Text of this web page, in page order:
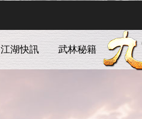
江湖快訊 武林秘籍